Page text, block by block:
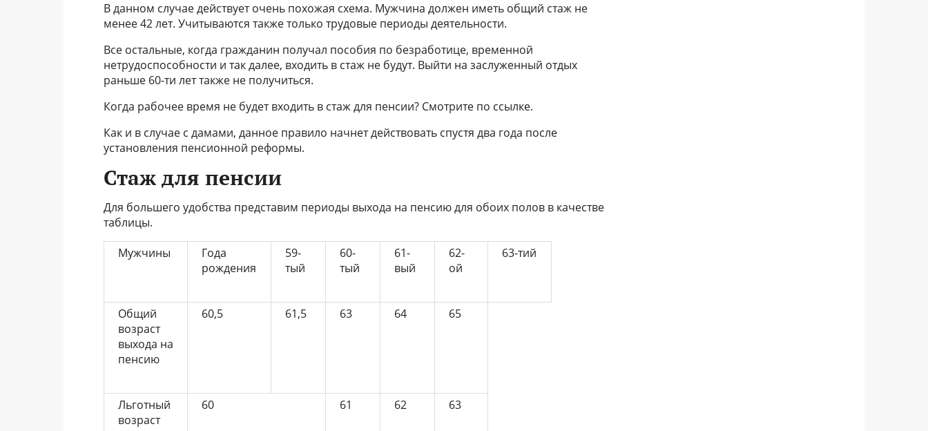
В данном случае действует очень похожая схема. Мужчина должен иметь общий стаж не
менее 42 лет. Учитываются также только трудовые периоды деятельности.
Все остальные, когда гражданин получал пособия по безработице, временной
нетрудоспособности и так далее, входить в стаж не будут. Выйти на заслуженный отдых
раньше 60-ти лет также не получиться.
Когда рабочее время не будет входить в стаж для пенсии? Смотрите по ссылке.
Как и в случае с дамами, данное правило начнет действовать спустя два года после
установления пенсионной реформы.
Стаж для пенсии
Для большего удобства представим периоды выхода на пенсию для обоих полов в качестве
таблицы.
Мужчины
Года
рождения
59-
тый
60-
тый
61-
вый
62-
ой
63-тий
Общий
возраст
выхода на
пенсию
60,5 61,5 63 64 65
Льготный
возраст
60 61 62 63